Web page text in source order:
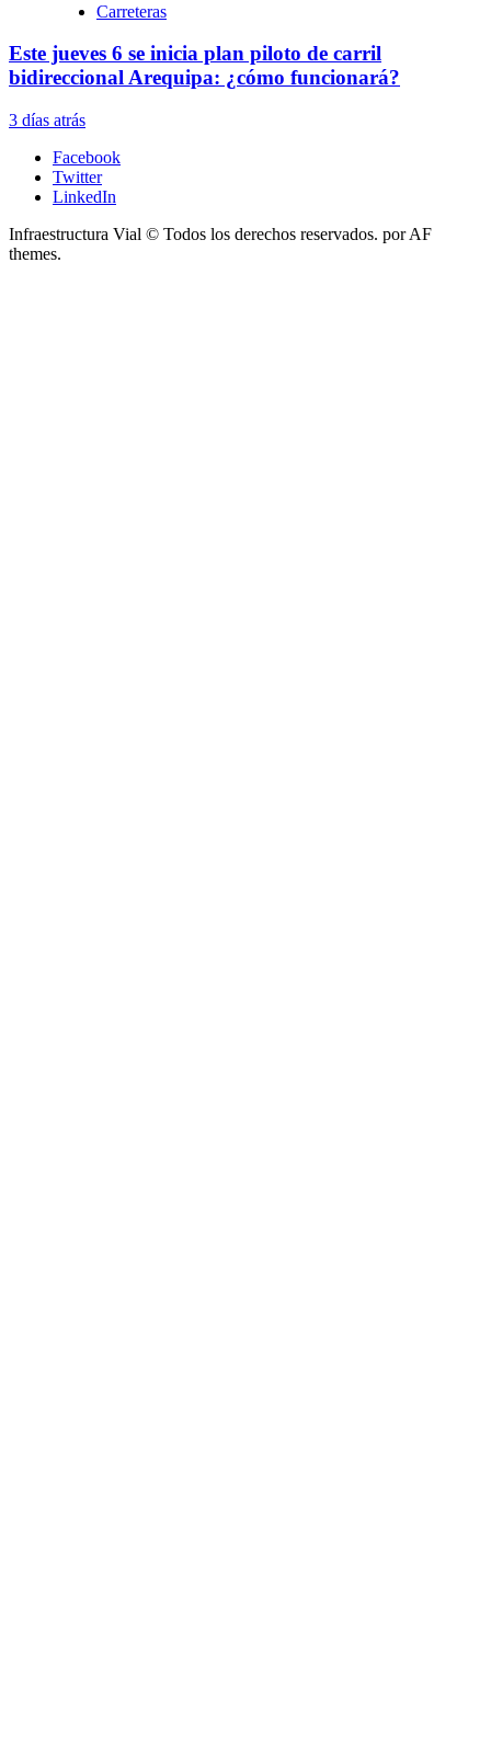
Carreteras
Este jueves 6 se inicia plan piloto de carril
bidireccional Arequipa: ¿cómo funcionará?
3 días atrás
Facebook
Twitter
LinkedIn
Infraestructura Vial © Todos los derechos reservados. por AF
themes.